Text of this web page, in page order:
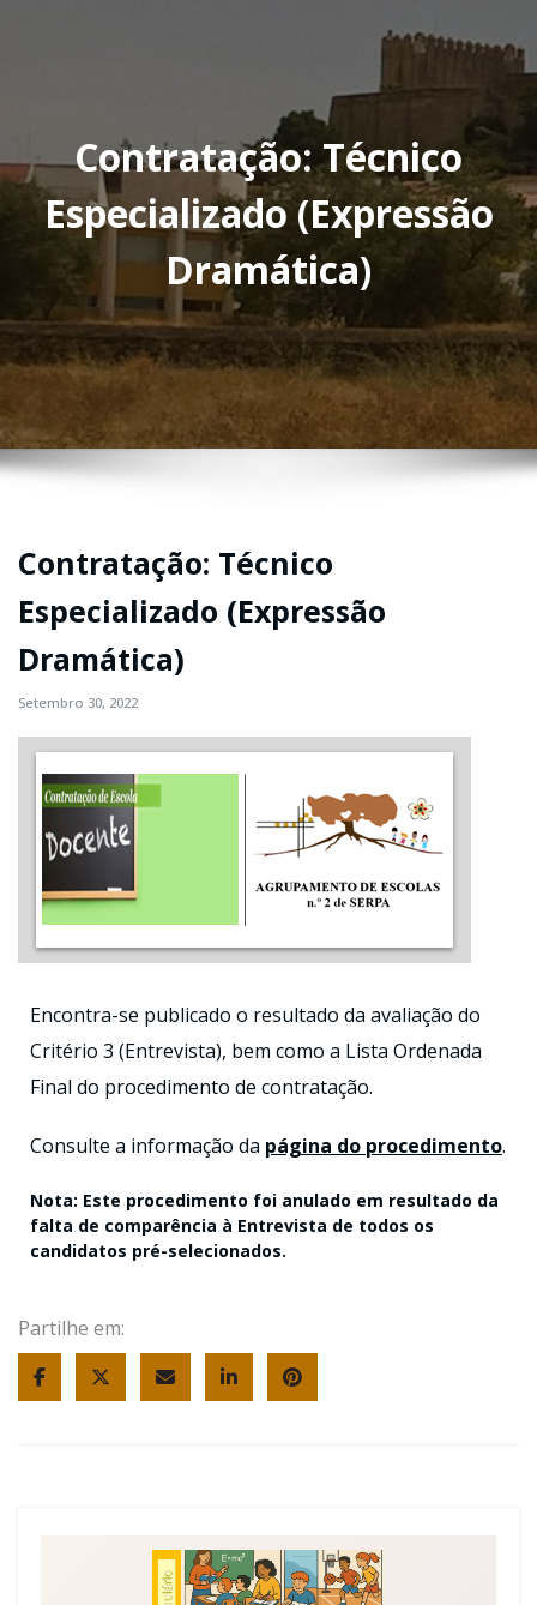
Contratação: Técnico
Especializado (Expressão
Dramática)
Contratação: Técnico
Especializado (Expressão
Dramática)
Setembro 30, 2022
Encontra-se publicado o resultado da avaliação do
Critério 3 (Entrevista), bem como a Lista Ordenada
Final do procedimento de contratação.
Consulte a informação da página do procedimento.
Nota: Este procedimento foi anulado em resultado da
falta de comparência à Entrevista de todos os
candidatos pré-selecionados.
Partilhe em: